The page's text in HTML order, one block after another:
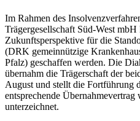
Im Rahmen des
Trägergesellschaft Süd-West
Zukunftsperspektive für die
(DRK gemeinnützige
Pfalz) geschaffen werden. Die
übernahm die Trägerschaft der
August und stellt die Fortführung
entsprechende
unterzeichnet.